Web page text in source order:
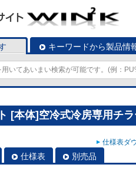
キーワードから製品情
[本体]空冷式冷房専用チ
仕様表ダ
仕様表 別売品